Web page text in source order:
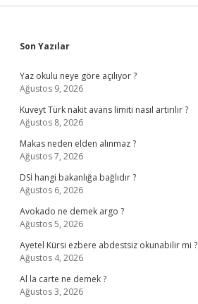
Sidebar
Son Yazılar
Yaz okulu neye göre açılıyor ?
Ağustos 9, 2026
Kuveyt Türk nakit avans limiti nasıl artırılır ?
Ağustos 8, 2026
Makas neden elden alınmaz ?
Ağustos 7, 2026
DSİ hangi bakanlığa bağlıdır ?
Ağustos 6, 2026
Avokado ne demek argo ?
Ağustos 5, 2026
Ayetel Kürsi ezbere abdestsiz okunabilir mi ?
Ağustos 4, 2026
Al la carte ne demek ?
Ağustos 3, 2026